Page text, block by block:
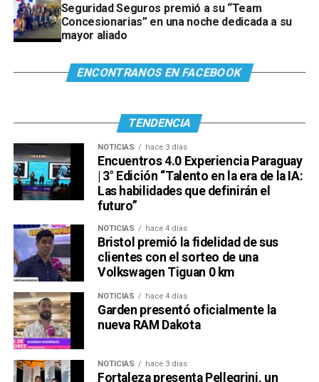
Seguridad Seguros premió a su “Team
Concesionarias” en una noche dedicada a su
mayor aliado
ENCONTRANOS EN FACEBOOK
TENDENCIA
NOTICIAS hace 3 días
Encuentros 4.0 Experiencia Paraguay
| 3° Edición “Talento en la era de la IA:
Las habilidades que definirán el
futuro”
NOTICIAS hace 4 días
Bristol premió la fidelidad de sus
clientes con el sorteo de una
Volkswagen Tiguan 0 km
NOTICIAS hace 4 días
Garden presentó oficialmente la
nueva RAM Dakota
NOTICIAS hace 3 días
Fortaleza presenta Pellegrini, un